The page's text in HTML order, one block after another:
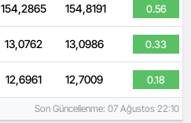
154,2865 154,8191 0.56
13,0762 13,0986 0.33
12,6961 12,7009 0.18
Son Güncellenme: 07 Ağustos 22:10